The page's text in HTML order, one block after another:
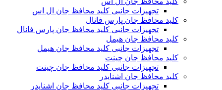
تجهیزات جانبی کلید محافظ جان ال اس
کلید محافظ جان پارس فانال
تجهیزات جانبی کلید محافظ جان پارس فانال
کلید محافظ جان هیمل
تجهیزات جانبی کلید محافظ جان هیمل
کلید محافظ جان چینت
تجهیزات جانبی کلید محافظ جان چینت
کلید محافظ جان اشنایدر
تجهیزات جانبی کلید محافظ جان اشنایدر